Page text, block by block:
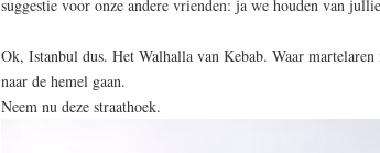
suggestie voor onze andere vrienden: ja we houden van
Ok, Istanbul dus. Het Walhalla van Kebab. Waar
naar de hemel gaan.
Neem nu deze straathoek.